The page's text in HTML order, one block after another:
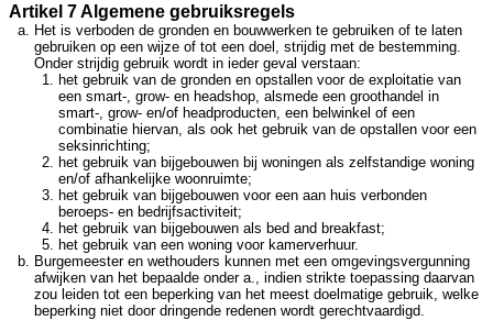
Artikel 7 Algemene gebruiksregels
Het is verboden de gronden en bouwwerken te gebruiken of te laten
gebruiken op een wijze of tot een doel, strijdig met de bestemming.
Onder strijdig gebruik wordt in ieder geval verstaan:
het gebruik van de gronden en opstallen voor de exploitatie van
een smart-, grow- en headshop, alsmede een groothandel in
smart-, grow- en/of headproducten, een belwinkel of een
combinatie hiervan, als ook het gebruik van de opstallen voor een
seksinrichting;
het gebruik van bijgebouwen bij woningen als zelfstandige woning
en/of afhankelijke woonruimte;
het gebruik van bijgebouwen voor een aan huis verbonden
beroeps- en bedrijfsactiviteit;
het gebruik van bijgebouwen als bed and breakfast;
het gebruik van een woning voor kamerverhuur.
Burgemeester en wethouders kunnen met een omgevingsvergunning
afwijken van het bepaalde onder a., indien strikte toepassing daarvan
zou leiden tot een beperking van het meest doelmatige gebruik, welke
beperking niet door dringende redenen wordt gerechtvaardigd.